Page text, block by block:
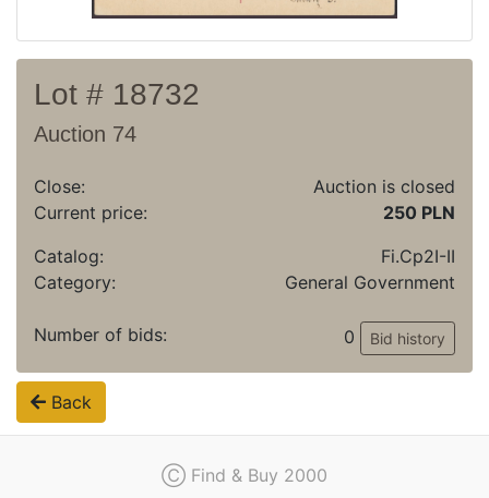
Lot # 18732
Auction 74
Close:
Auction is closed
Current price:
250 PLN
Catalog:
Fi.Cp2I-II
Category:
General Government
Number of bids: 0 Bid history
Back
Ⓒ Find & Buy 2000